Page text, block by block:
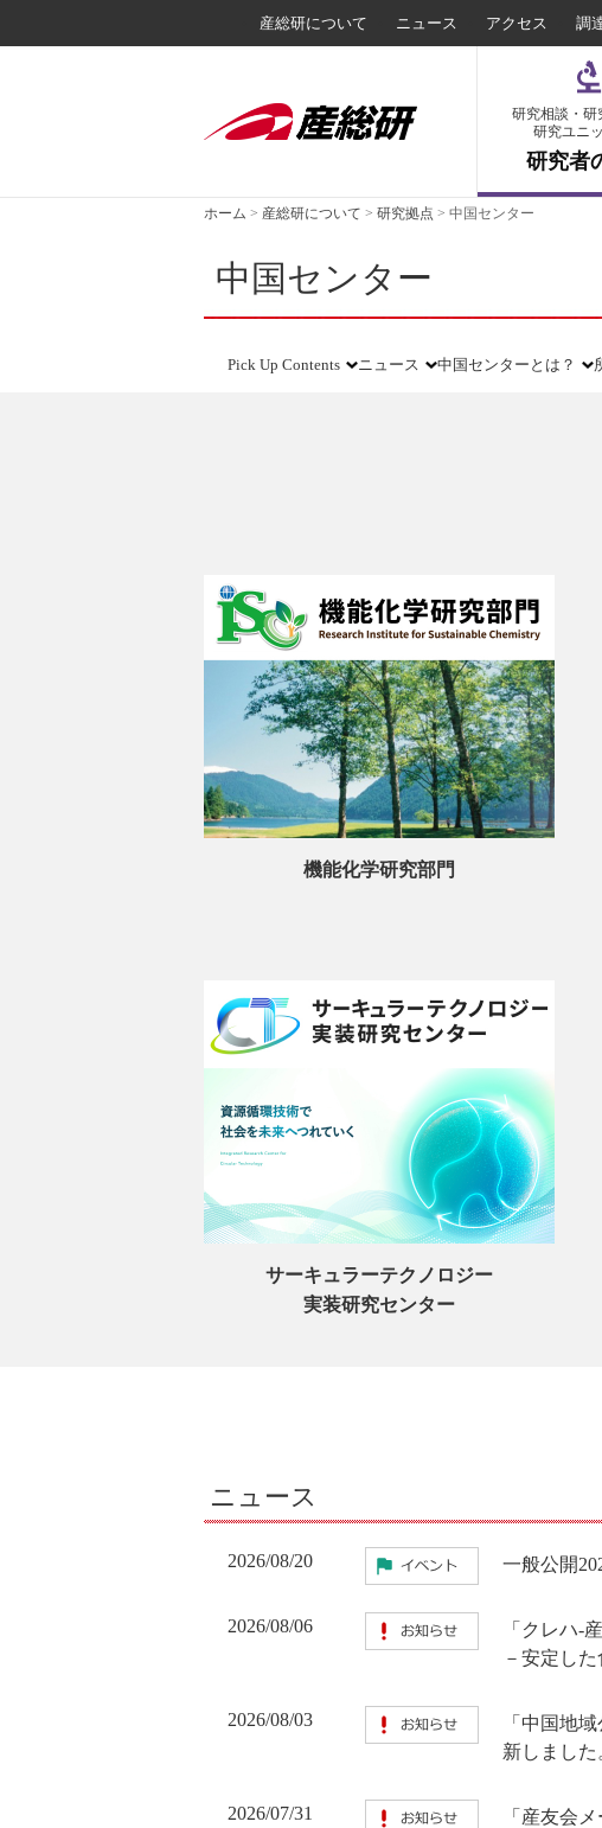
産総研について ニュース アクセス 調
研究相談・研
研究ユニ
研究者
ホーム > 産総研について > 研究拠点 > 中国センター
中国センター
Pick Up Contents ニュース 中国センターとは？
機能化学研究部門
サーキュラーテクノロジー
実装研究センター
ニュース
2026/08/20 一般公開
2026/08/06
「クレハ-
－安定し
2026/08/03
「中国地
新しました
2026/07/31 「産友会